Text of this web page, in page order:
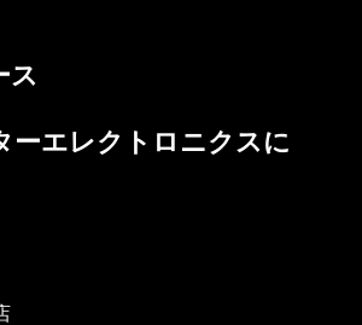
ス
ーエレクトロニクスに